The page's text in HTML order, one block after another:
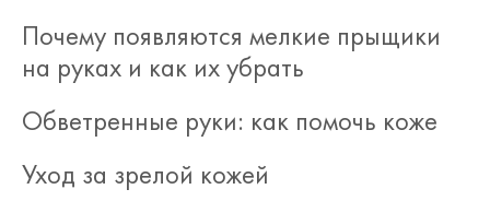
Почему появляются мелкие прыщики
на руках и как их убрать
Обветренные руки: как помочь коже
Уход за зрелой кожей